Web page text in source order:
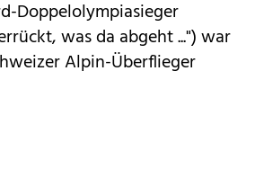
Doppelolympiasieger
was da abgeht ...") war
Alpin-Überflieger